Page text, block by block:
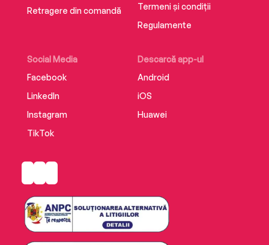
Retragere din comandă
Social Media
Facebook
LinkedIn
Instagram
TikTok
Descarcă app-ul
Android
iOS
Huawei
Termeni și condiții
Regulamente